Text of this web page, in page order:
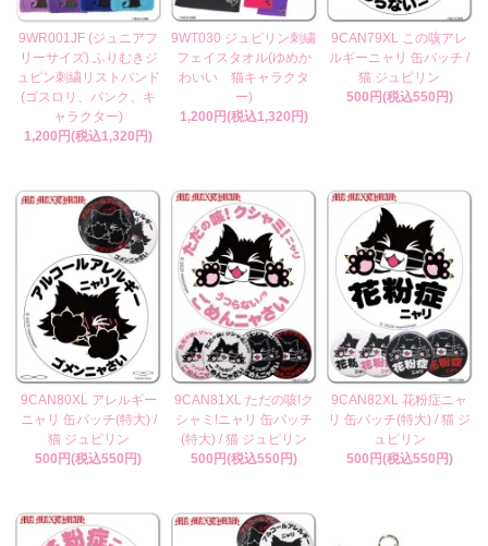
9WR001JF (ジュニアフ
リーサイズ) ふりむきジ
ュピン刺繍リストバンド
(ゴスロリ、パンク、キ
ャラクター)
1,200円(税込1,320円)
9WT030 ジュピリン刺繍
フェイスタオル(ゆめか
わいい 猫キャラクタ
ー)
1,200円(税込1,320円)
9CAN79XL この咳アレ
ルギーニャリ 缶バッチ /
猫 ジュピリン
500円(税込550円)
9CAN80XL アレルギー
ニャリ 缶バッチ(特大) /
猫 ジュピリン
500円(税込550円)
9CAN81XL ただの咳!ク
シャミ!ニャリ 缶バッチ
(特大) / 猫 ジュピリン
500円(税込550円)
9CAN82XL 花粉症ニャ
リ 缶バッチ(特大) / 猫 ジ
ュピリン
500円(税込550円)